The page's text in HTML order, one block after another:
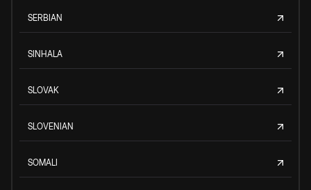
SERBIAN
SINHALA
SLOVAK
SLOVENIAN
SOMALI